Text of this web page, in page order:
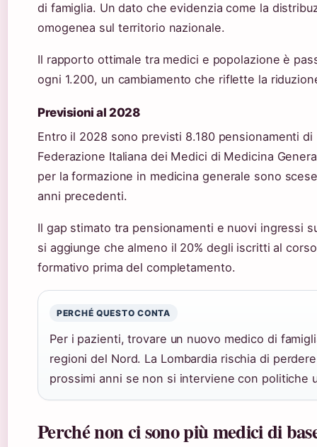
di famiglia. Un dato che evidenzia come la
omogenea sul territorio nazionale.
Il rapporto ottimale tra medici e popolazione è
ogni 1.200, un cambiamento che riflette la
Previsioni al 2028
Entro il 2028 sono previsti 8.180 pensionamenti
Federazione Italiana dei Medici di Medicina
per la formazione in medicina generale sono
anni precedenti.
Il gap stimato tra pensionamenti e nuovi ingressi
si aggiunge che almeno il 20% degli iscritti al
formativo prima del completamento.
PERCHÉ QUESTO CONTA
Per i pazienti, trovare un nuovo medico di
regioni del Nord. La Lombardia rischia di
prossimi anni se non si interviene con politiche
Perché non ci sono più medici di